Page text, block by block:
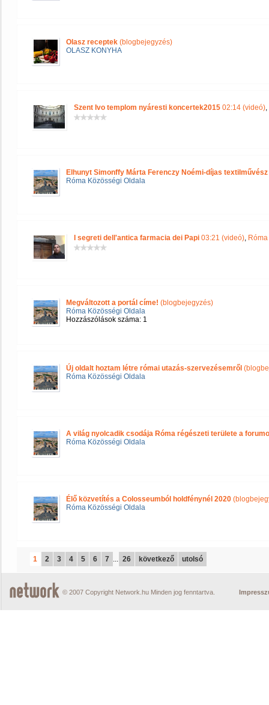
Olasz receptek (blogbejegyzés)
OLASZ KONYHA
Szent Ivo templom nyáresti koncertek2015 02:14 (videó),
Elhunyt Simonffy Márta Ferenczy Noémi-díjas textilművész
Róma Közösségi Oldala
I segreti dell'antica farmacia dei Papi 03:21 (videó),
Megváltozott a portál címe! (blogbejegyzés)
Róma Közösségi Oldala
Hozzászólások száma: 1
Új oldalt hoztam létre római utazás-szervezésemről
Róma Közösségi Oldala
A világ nyolcadik csodája Róma régészeti területe a
Róma Közösségi Oldala
Élő közvetítés a Colosseumból holdfénynél 2020
Róma Közösségi Oldala
1 2 3 4 5 6 7 ... 26 következő utolsó
© 2007 Copyright Network.hu Minden jog fenntartva.